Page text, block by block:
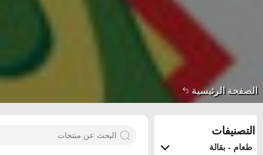
الصفحة الرئيسية
التصنيفات
طعام - بقالة